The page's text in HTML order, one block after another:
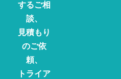
するご相
談、
見積もり
のご依
頼、
トライア